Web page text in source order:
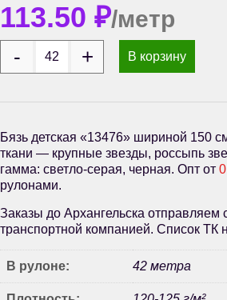
113.50 ₽/метр
В корзину
Бязь детская «13476» шириной 150
ткани — крупные звезды, россыпь
гамма: светло-серая, черная. Опт от
рулонами.
Заказы до Архангельска отправляем
транспортной компанией. Список ТК
В рулоне: 42 метра